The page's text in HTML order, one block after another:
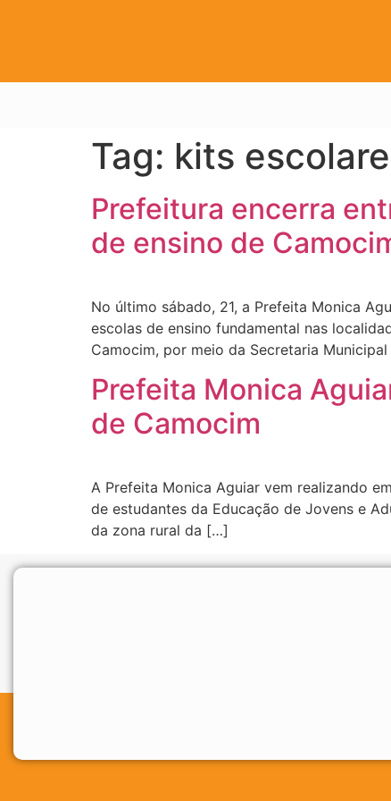
Tag: kits
Prefeitura encerra
de ensino de
No último sábado, 21, a Prefeita Monica
escolas de ensino fundamental nas
Camocim, por meio da Secretaria
Prefeita Monica
de Camocim
A Prefeita Monica Aguiar vem realizando
de estudantes da Educação de Jovens e
da zona rural da […]